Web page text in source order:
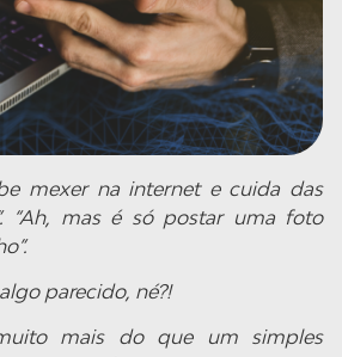
mexer na internet e cuida das
“Ah, mas é só postar uma foto
parecido, né?!
mais do que um simples